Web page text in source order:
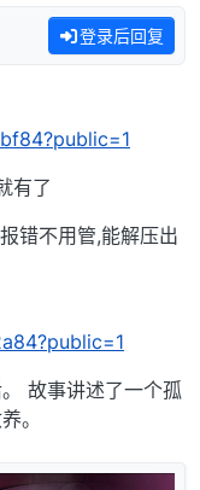
登录后回复
有了
错不用管,能解压出
故事讲述了一个孤
。